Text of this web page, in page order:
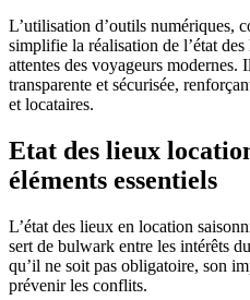
L’utilisation d’outils numériques,
simplifie la réalisation de l’état
attentes des voyageurs modernes.
transparente et sécurisée,
et locataires.
Etat des lieux
éléments essentiels
L’état des lieux en location
sert de bulwark entre les intérêts
qu’il ne soit pas obligatoire, son
prévenir les conflits.